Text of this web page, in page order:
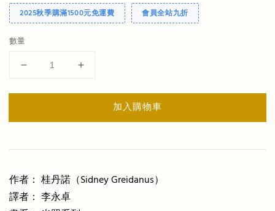
2025秋季購滿1500元免運費 會員全站九折
數量
加入購物車
作者： 桂丹諾（Sidney Greidanus）
譯者： 李永卓